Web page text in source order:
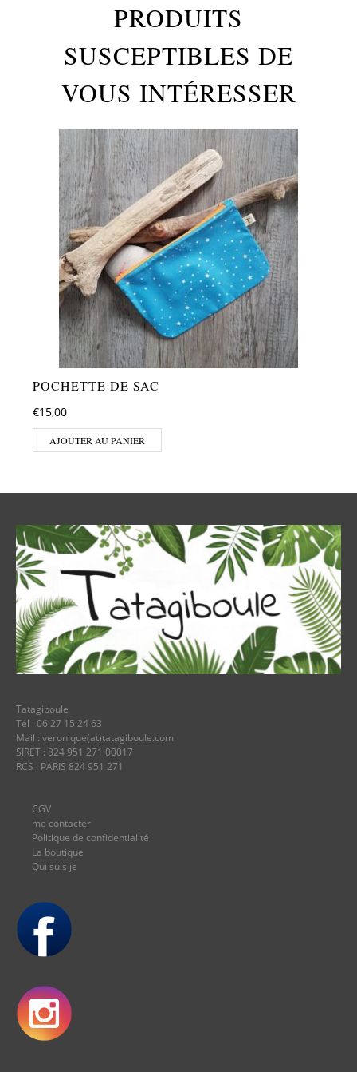
PRODUITS
SUSCEPTIBLES DE
VOUS INTÉRESSER
POCHETTE DE SAC
€15,00
AJOUTER AU PANIER
Tatagiboule
Tél : 06 27 15 24 63
Mail : veronique(at)tatagiboule.com
SIRET : 824 951 271 00017
RCS : PARIS 824 951 271
CGV
me contacter
Politique de confidentialité
La boutique
Qui suis je